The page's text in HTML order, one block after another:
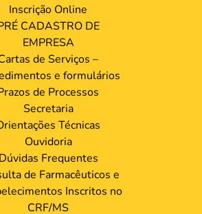
Inscrição Online
CADASTRO DE
EMPRESA
de Serviços –
e formulários
de Processos
Secretaria
Técnicas
Ouvidoria
Dúvidas Frequentes
de Farmacêuticos e
Inscritos no
CRF/MS